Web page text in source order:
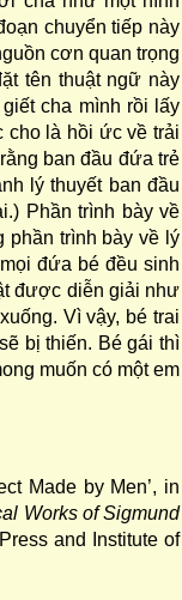
chuyển tiếp này
cơn quan trọng
tên thuật ngữ này
cha mình rồi lấy
cho là hồi ức về trải
ban đầu đứa trẻ
lý thuyết ban đầu
Phần trình bày về
phần trình bày về lý
đứa bé đều sinh
được diễn giải như
Vì vậy, bé trai
bị thiến. Bé gái thì
muốn có một em
Made by Men’, in
Works of Sigmund
and Institute of